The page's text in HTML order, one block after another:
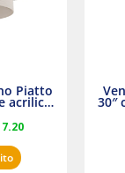
Piatto
acrilico 30″